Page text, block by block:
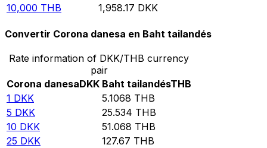
10,000 THB 1,958.17 DKK
Convertir Corona danesa en Baht tailandés
Rate information of DKK/THB currency
pair
Corona danesaDKK Baht tailandésTHB
1 DKK 5.1068 THB
5 DKK 25.534 THB
10 DKK 51.068 THB
25 DKK 127.67 THB